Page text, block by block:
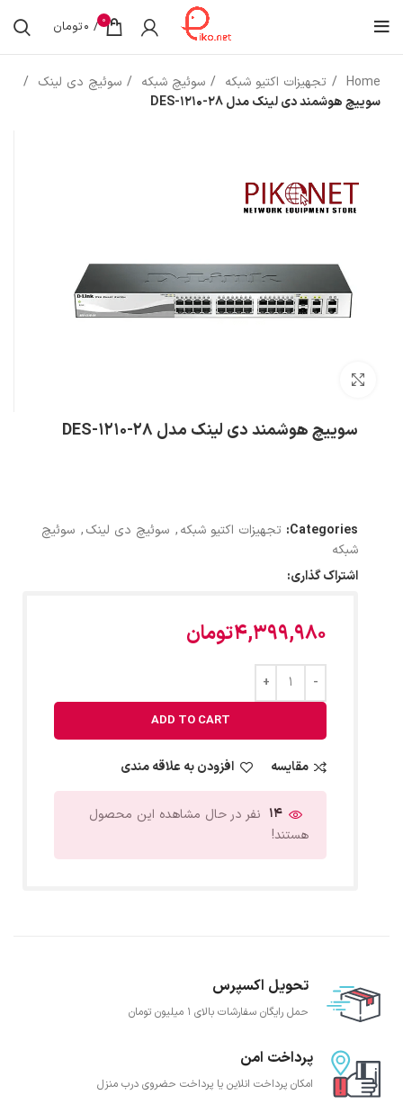
0
/
0تومان
Home تجهیزات اکتیو شبکه سوئیچ شبکه
سوئیچ دی لینک
سوییچ هوشمند دی لینک مدل DES-1210-28
سوییچ هوشمند دی لینک مدل DES-1210-28
Categories: تجهیزات اکتیو شبکه, سوئیچ دی لینک, سوئیچ
شبکه
اشتراک گذاری:
4,399,980تومان
ADD TO CART
مقایسه افزودن به علاقه مندی
14 نفر در حال مشاهده این محصول
هستند!
تحویل اکسپرس
حمل رایگان سفارشات بالای 1 میلیون تومان
پرداخت امن
امکان پرداخت انلاین یا پرداخت حضروی درب منزل